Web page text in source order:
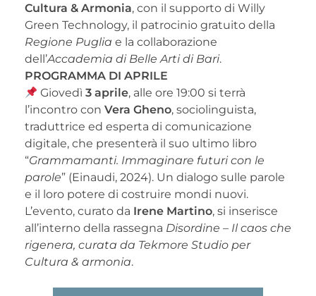
Cultura & Armonia, con il supporto di Willy
Green Technology, il patrocinio gratuito della
Regione Puglia e la collaborazione
dell’Accademia di Belle Arti di Bari.
PROGRAMMA DI APRILE
Giovedì3 aprile, alle ore 19:00 si terrà
l’incontro con Vera Gheno, sociolinguista,
traduttrice ed esperta di comunicazione
digitale, che presenterà il suo ultimo libro
“Grammamanti. Immaginare futuri con le
parole” (Einaudi, 2024). Un dialogo sulle parole
e il loro potere di costruire mondi nuovi.
L’evento, curato da Irene Martino, si inserisce
all’interno della rassegna Disordine – Il caos che
rigenera, curata da Tekmore Studio per
Cultura & armonia.